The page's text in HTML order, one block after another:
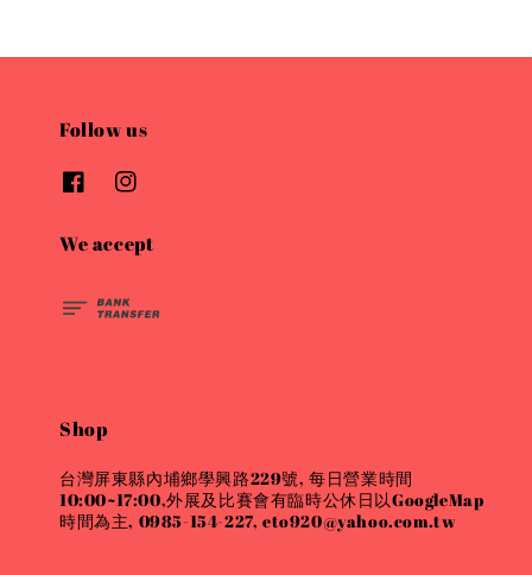
Follow us
We accept
Shop
台灣屏東縣內埔鄉學興路229號, 每日營業時間
10:00~17:00,外展及比賽會有臨時公休日以GoogleMap
時間為主, 0985-154-227, eto920@yahoo.com.tw